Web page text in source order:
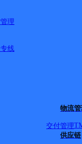
理
线
物流
交付管理
供应链